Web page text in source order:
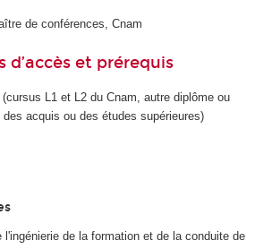
de conférences, Cnam
et prérequis
L1 et L2 du Cnam, autre diplôme ou
acquis ou des études supérieures)
de la formation et de la conduite de